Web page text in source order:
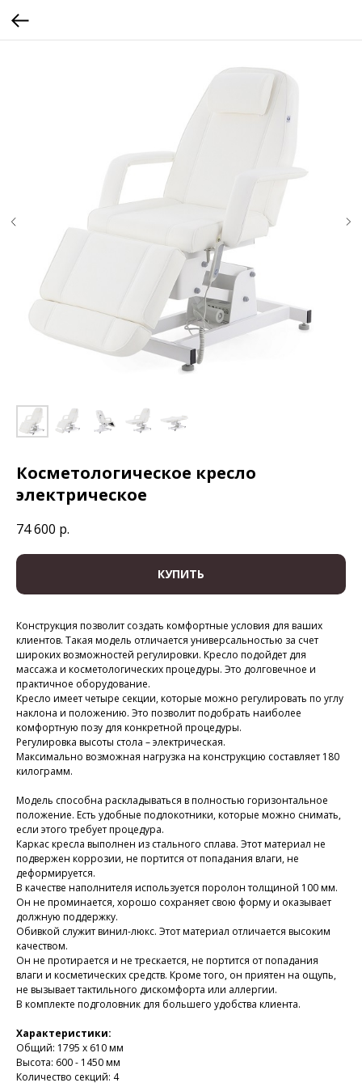
Косметологическое кресло
электрическое
74 600 р.
КУПИТЬ
Конструкция позволит создать комфортные условия для ваших
клиентов. Такая модель отличается универсальностью за счет
широких возможностей регулировки. Кресло подойдет для
массажа и косметологических процедуры. Это долговечное и
практичное оборудование.
Кресло имеет четыре секции, которые можно регулировать по углу
наклона и положению. Это позволит подобрать наиболее
комфортную позу для конкретной процедуры.
Регулировка высоты стола – электрическая.
Максимально возможная нагрузка на конструкцию составляет 180
килограмм.
Модель способна раскладываться в полностью горизонтальное
положение. Есть удобные подлокотники, которые можно снимать,
если этого требует процедура.
Каркас кресла выполнен из стального сплава. Этот материал не
подвержен коррозии, не портится от попадания влаги, не
деформируется.
В качестве наполнителя используется поролон толщиной 100 мм.
Он не проминается, хорошо сохраняет свою форму и оказывает
должную поддержку.
Обивкой служит винил-люкс. Этот материал отличается высоким
качеством.
Он не протирается и не трескается, не портится от попадания
влаги и косметических средств. Кроме того, он приятен на ощупь,
не вызывает тактильного дискомфорта или аллергии.
В комплекте подголовник для большего удобства клиента.
Характеристики:
Общий: 1795 х 610 мм
Высота: 600 - 1450 мм
Количество секций: 4